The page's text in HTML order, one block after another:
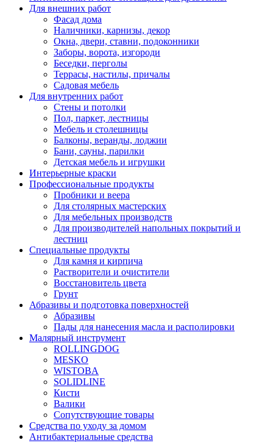
Для внешних работ
Фасад дома
Наличники, карнизы, декор
Окна, двери, ставни, подоконники
Заборы, ворота, изгороди
Беседки, перголы
Террасы, настилы, причалы
Садовая мебель
Для внутренних работ
Стены и потолки
Пол, паркет, лестницы
Мебель и столешницы
Балконы, веранды, лоджии
Бани, сауны, парилки
Детская мебель и игрушки
Интерьерные краски
Профессиональные продукты
Пробники и веера
Для столярных мастерских
Для мебельных производств
Для производителей напольных покрытий и
лестниц
Специальные продукты
Для камня и кирпича
Растворители и очистители
Восстановитель цвета
Грунт
Абразивы и подготовка поверхностей
Абразивы
Пады для нанесения масла и располировки
Малярный инструмент
ROLLINGDOG
MESKO
WISTOBA
SOLIDLINE
Кисти
Валики
Сопутствующие товары
Средства по уходу за домом
Антибактериальные средства